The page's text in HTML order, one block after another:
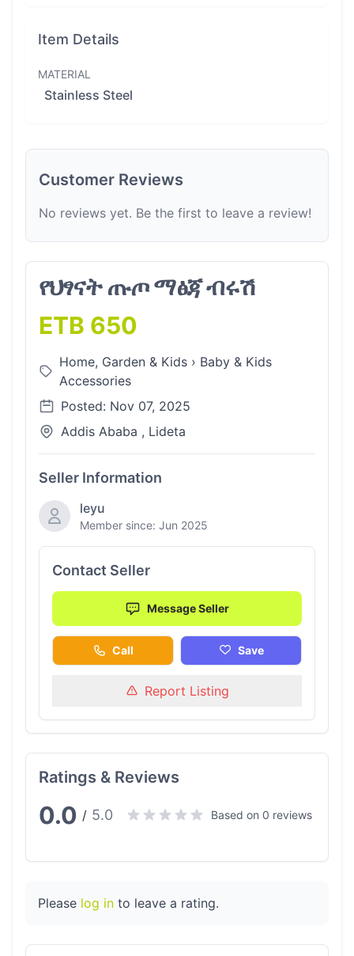
Item Details
MATERIAL
Stainless Steel
Customer Reviews
No reviews yet. Be the first to leave a review!
የህፃናት ጡጦ ማፅጃ ብሩሽ
ETB 650
Home, Garden & Kids › Baby & Kids
Accessories
Posted: Nov 07, 2025
Addis Ababa , Lideta
Seller Information
leyu
Member since: Jun 2025
Contact Seller
Message Seller
Call Save
Report Listing
Ratings & Reviews
0.0 / 5.0 Based on 0 reviews
Please log in to leave a rating.